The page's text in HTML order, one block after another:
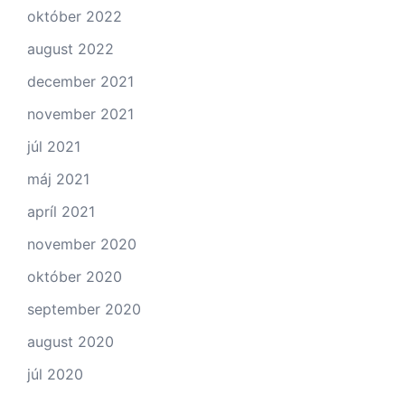
október 2022
august 2022
december 2021
november 2021
júl 2021
máj 2021
apríl 2021
november 2020
október 2020
september 2020
august 2020
júl 2020